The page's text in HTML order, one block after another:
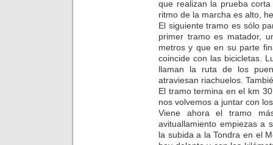
que realizan la prueba
ritmo de la marcha es alto,
El siguiente tramo es sólo
primer tramo es matador,
metros y que en su parte
coincide con las bicicletas.
llaman la ruta de los
atraviesan riachuelos.
El tramo termina en el km
nos volvemos a juntar con
Viene ahora el tramo
avituallamiento empiezas a
la subida a la Tondra en el